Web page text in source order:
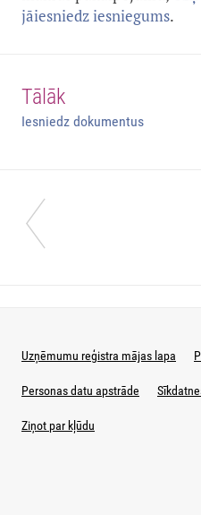
jāiesniedz iesniegums.
Tālāk
Iesniedz dokumentus
Uzņēmumu reģistra mājas lapa
Personas datu apstrāde
Ziņot par kļūdu